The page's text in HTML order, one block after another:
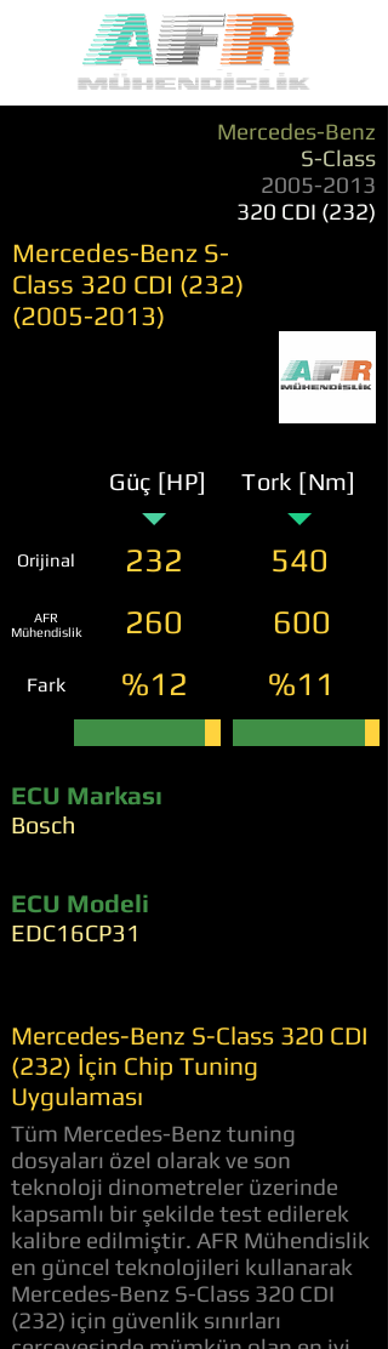
Mercedes-Benz
S-Class
2005-2013
320 CDI (232)
Mercedes-Benz S-
Class 320 CDI (232)
(2005-2013)
Güç [HP] Tork [Nm]
Orijinal 232 540
AFR
Mühendislik
260 600
Fark %12 %11
ECU Markası
Bosch
ECU Modeli
EDC16CP31
Mercedes-Benz S-Class 320 CDI
(232) İçin Chip Tuning
Uygulaması
Tüm Mercedes-Benz tuning
dosyaları özel olarak ve son
teknoloji dinometreler üzerinde
kapsamlı bir şekilde test edilerek
kalibre edilmiştir. AFR Mühendislik
en güncel teknolojileri kullanarak
Mercedes-Benz S-Class 320 CDI
(232) için güvenlik sınırları